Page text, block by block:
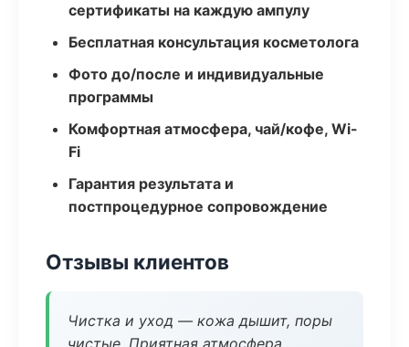
сертификаты на каждую ампулу
Бесплатная консультация косметолога
Фото до/после и индивидуальные
программы
Комфортная атмосфера, чай/кофе, Wi-
Fi
Гарантия результата и
постпроцедурное сопровождение
Отзывы клиентов
Чистка и уход — кожа дышит, поры
чистые. Приятная атмосфера.